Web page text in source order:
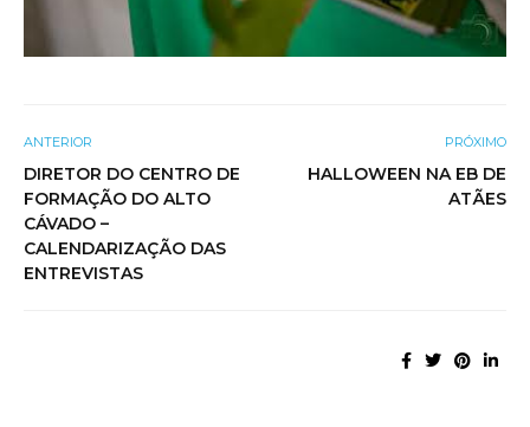
ANTERIOR
DIRETOR DO CENTRO DE
FORMAÇÃO DO ALTO
CÁVADO –
CALENDARIZAÇÃO DAS
ENTREVISTAS
PRÓXIMO
HALLOWEEN NA EB DE
ATÃES